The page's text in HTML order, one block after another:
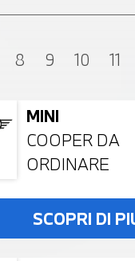
SUV
8 9 10 11
MINI
COOPER DA
ORDINARE
SCOPRI DI